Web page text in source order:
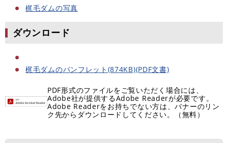
梶毛ダムの写真
ダウンロード
梶毛ダムのパンフレット(874KB)(PDF文書)
PDF形式のファイルをご覧いただく場合には、
Adobe社が提供するAdobe Readerが必要です。
Adobe Readerをお持ちでない方は、バナーのリン
ク先からダウンロードしてください。（無料）